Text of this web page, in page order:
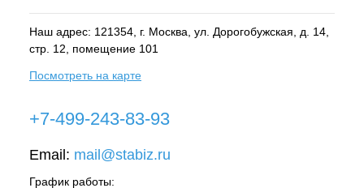
Наш адрес: 121354, г. Москва , ул. Дорогобужская, д. 14,
стр. 12, помещение 101
Посмотреть на карте
+7-499-243-83-93
Email: mail@stabiz.ru
График работы: